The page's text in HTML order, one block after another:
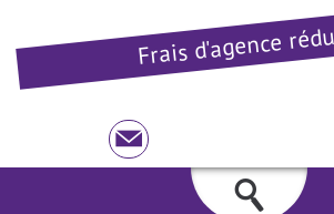
Frais d'agence